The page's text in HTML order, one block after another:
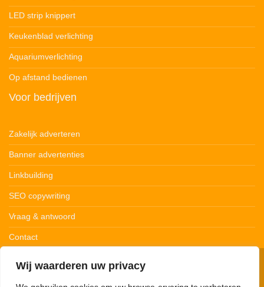
Wij waarderen uw privacy
LED strip knippert
Keukenblad verlichting
Aquariumverlichting
Op afstand bedienen
Voor bedrijven
Zakelijk adverteren
Banner advertenties
Linkbuilding
SEO copywriting
Vraag & antwoord
Contact
Privacybeleid Cookiebeleid Disclaimer